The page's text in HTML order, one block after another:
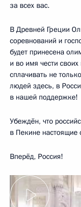
за всех вас.
В Древней Греции
соревнований и
будет принесена
и во имя чести
сплачивать не
людей здесь, в
в нашей поддержке!
Убеждён, что
в Пекине настоящие
Вперёд, Россия!